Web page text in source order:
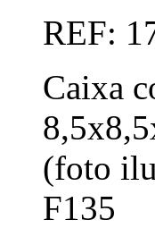
REF:
Caixa
(foto
F135